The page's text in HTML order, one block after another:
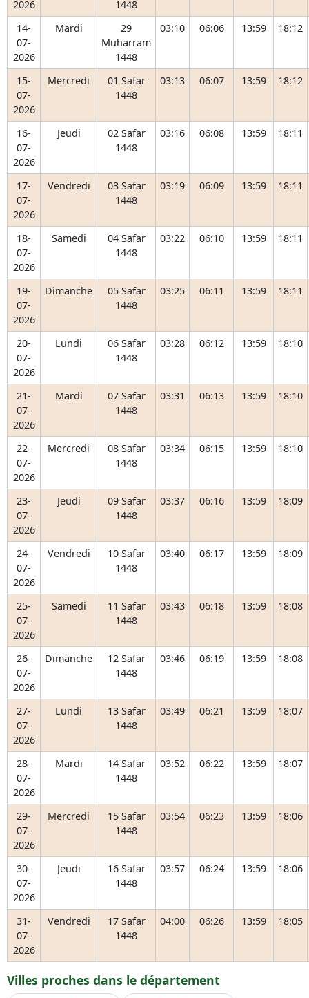
2026
1448
14-
07-
2026
Mardi
29
Muharram
1448
03:10 06:06 13:59 18:12
15-
07-
2026
Mercredi
01 Safar
1448
03:13 06:07 13:59 18:12
16-
07-
2026
Jeudi
02 Safar
1448
03:16 06:08 13:59 18:11
17-
07-
2026
Vendredi
03 Safar
1448
03:19 06:09 13:59 18:11
18-
07-
2026
Samedi
04 Safar
1448
03:22 06:10 13:59 18:11
19-
07-
2026
Dimanche
05 Safar
1448
03:25 06:11 13:59 18:11
20-
07-
2026
Lundi
06 Safar
1448
03:28 06:12 13:59 18:10
21-
07-
2026
Mardi
07 Safar
1448
03:31 06:13 13:59 18:10
22-
07-
2026
Mercredi
08 Safar
1448
03:34 06:15 13:59 18:10
23-
07-
2026
Jeudi
09 Safar
1448
03:37 06:16 13:59 18:09
24-
07-
2026
Vendredi
10 Safar
1448
03:40 06:17 13:59 18:09
25-
07-
2026
Samedi
11 Safar
1448
03:43 06:18 13:59 18:08
26-
07-
2026
Dimanche
12 Safar
1448
03:46 06:19 13:59 18:08
27-
07-
2026
Lundi
13 Safar
1448
03:49 06:21 13:59 18:07
28-
07-
2026
Mardi
14 Safar
1448
03:52 06:22 13:59 18:07
29-
07-
2026
Mercredi
15 Safar
1448
03:54 06:23 13:59 18:06
30-
07-
2026
Jeudi
16 Safar
1448
03:57 06:24 13:59 18:06
31-
07-
2026
Vendredi
17 Safar
1448
04:00 06:26 13:59 18:05
Villes proches dans le département